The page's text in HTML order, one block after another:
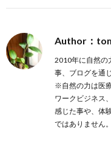
Author：
2010年に自然の
事、ブログを通
※自然の力は医
ワークビジネス
感じた事や、体
ではありません。